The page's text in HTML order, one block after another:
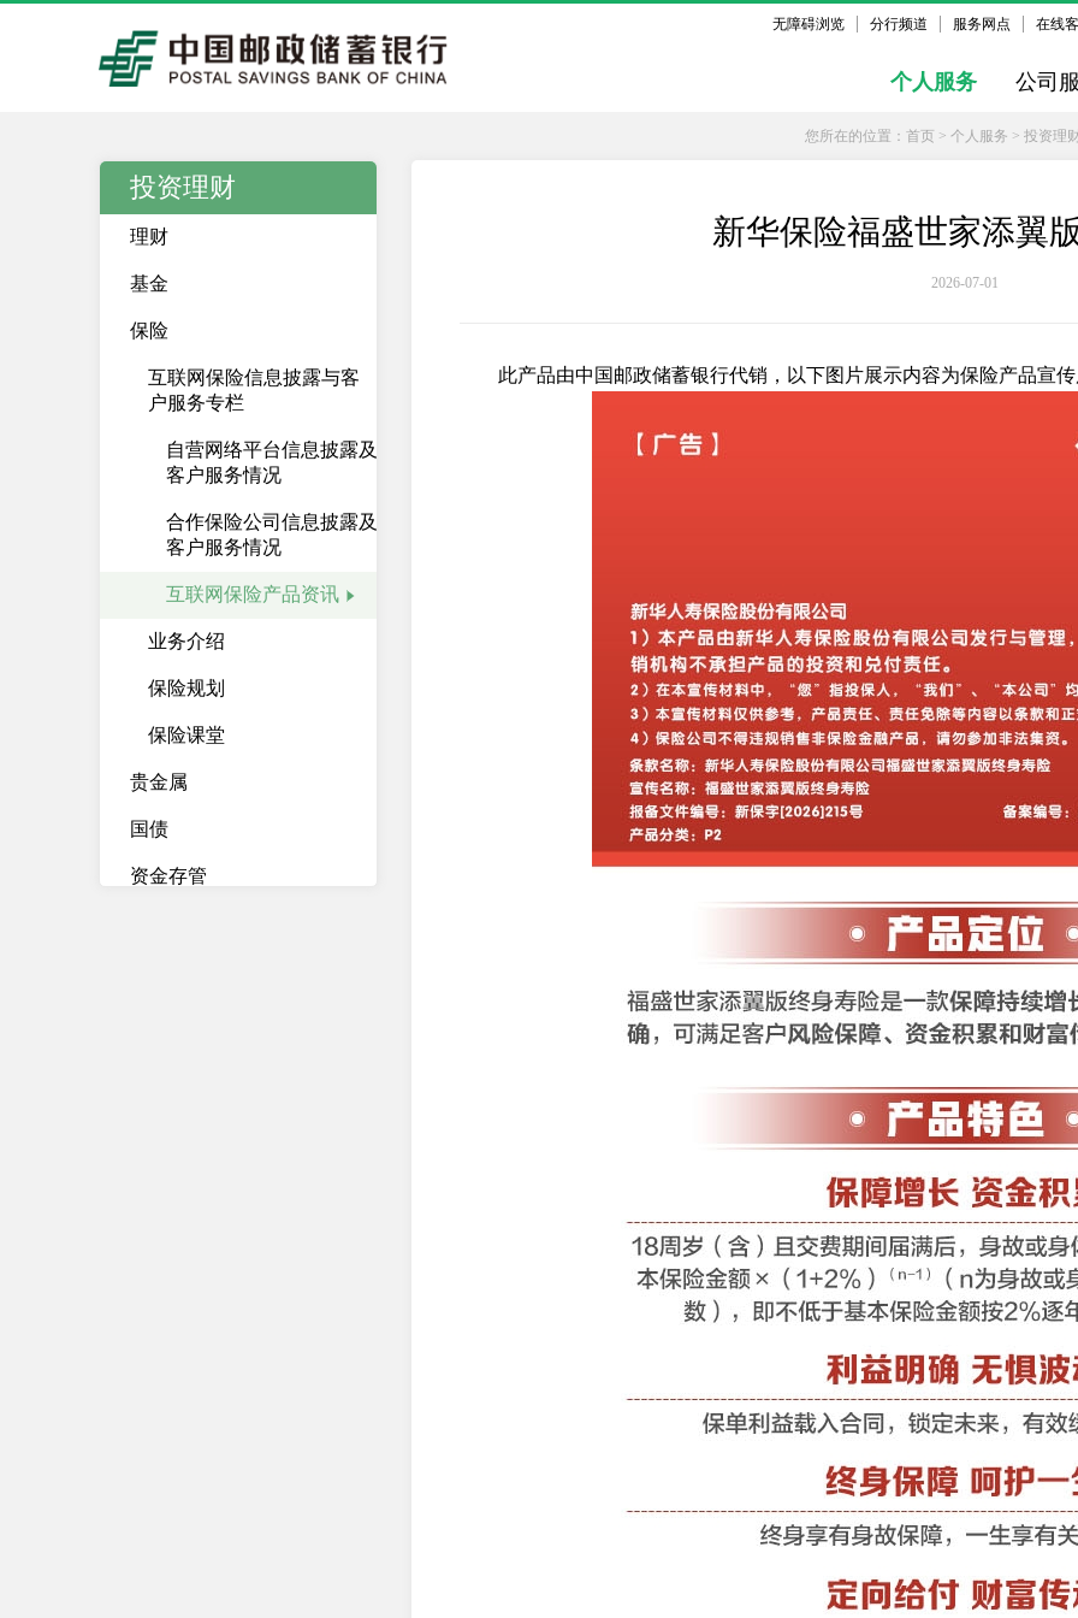
无障碍浏览 分行频道 服务网点 在线
个人服务 公司
您所在的位置： 首页 > 个人服务 > 投资理
投资理财
理财
基金
保险
互联网保险信息披露与客
户服务专栏
自营网络平台信息披露及
客户服务情况
合作保险公司信息披露及
客户服务情况
互联网保险产品资讯
业务介绍
保险规划
保险课堂
贵金属
国债
资金存管
新华保险福盛世家添翼
2026-07-01
此产品由中国邮政储蓄银行代销，以下图片展示内容为保险产品宣